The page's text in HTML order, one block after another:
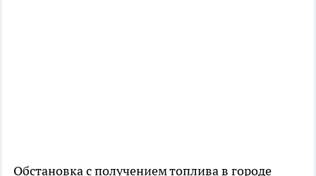
Обстановка с получением топлива в городе